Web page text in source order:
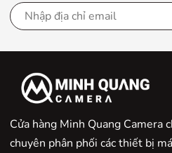
Cửa hàng Minh Quang Camera
chuyên phân phối các thiết bị